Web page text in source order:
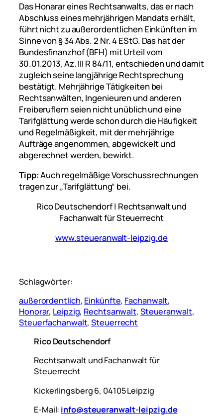
Das Honarar eines Rechtsanwalts, das er nach
Abschluss eines mehrjährigen Mandats erhält,
führt nicht zu außerordentlichen Einkünften im
Sinne von § 34 Abs. 2 Nr. 4 EStG. Das hat der
Bundesfinanzhof (BFH) mit Urteil vom
30.01.2013, Az. III R 84/11, entschieden und damit
zugleich seine langjährige Rechtsprechung
bestätigt. Mehrjährige Tätigkeiten bei
Rechtsanwälten, Ingenieuren und anderen
Freiberuflern seien nicht unüblich und eine
Tarifglättung werde schon durch die Häufigkeit
und Regelmäßigkeit, mit der mehrjährige
Aufträge angenommen, abgewickelt und
abgerechnet werden, bewirkt.
Tipp:Auch regelmäßige Vorschussrechnungen
tragen zur „Tarifglättung“ bei.
Rico Deutschendorf | Rechtsanwalt und
Fachanwalt für Steuerrecht
www.steueranwalt-leipzig.de
Schlagwörter:
außerordentlich, Einkünfte, Fachanwalt
Honorar, Leipzig, Rechtsanwalt, Steueranwalt
Steuerfachanwalt, Steuerrecht
Rico Deutschendorf
Rechtsanwalt und Fachanwalt für
Steuerrecht
Kickerlingsberg 6, 04105 Leipzig
E-Mail: info@steueranwalt-leipzig.de